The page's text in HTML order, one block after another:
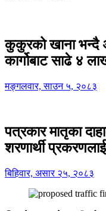
कुकुरको खाना भन्दै
कार्गोबाट साढे ४
मङ्गलवार, साउन ५, २०८३
पत्रकार मातृका
शरणार्थी
बिहिवार, असार २५, २०८३